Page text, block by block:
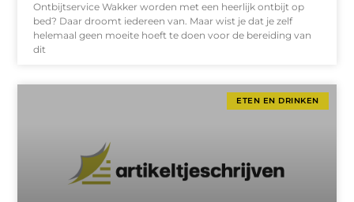
Ontbijtservice Wakker worden met een heerlijk ontbijt op
bed? Daar droomt iedereen van. Maar wist je dat je zelf
helemaal geen moeite hoeft te doen voor de bereiding van
dit
ETEN EN DRINKEN